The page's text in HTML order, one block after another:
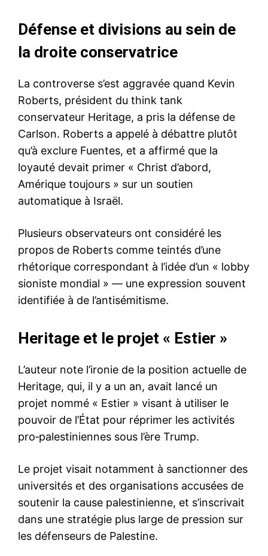
Défense et divisions au sein de
la droite conservatrice
La controverse s’est aggravée quand Kevin
Roberts, président du think tank
conservateur Heritage, a pris la défense de
Carlson. Roberts a appelé à débattre plutôt
qu’à exclure Fuentes, et a affirmé que la
loyauté devait primer « Christ d’abord,
Amérique toujours » sur un soutien
automatique à Israël.
Plusieurs observateurs ont considéré les
propos de Roberts comme teintés d’une
rhétorique correspondant à l’idée d’un « lobby
sioniste mondial » — une expression souvent
identifiée à de l’antisémitisme.
Heritage et le projet « Estier »
L’auteur note l’ironie de la position actuelle de
Heritage, qui, il y a un an, avait lancé un
projet nommé « Estier » visant à utiliser le
pouvoir de l’État pour réprimer les activités
pro‑palestiniennes sous l’ère Trump.
Le projet visait notamment à sanctionner des
universités et des organisations accusées de
soutenir la cause palestinienne, et s’inscrivait
dans une stratégie plus large de pression sur
les défenseurs de Palestine.